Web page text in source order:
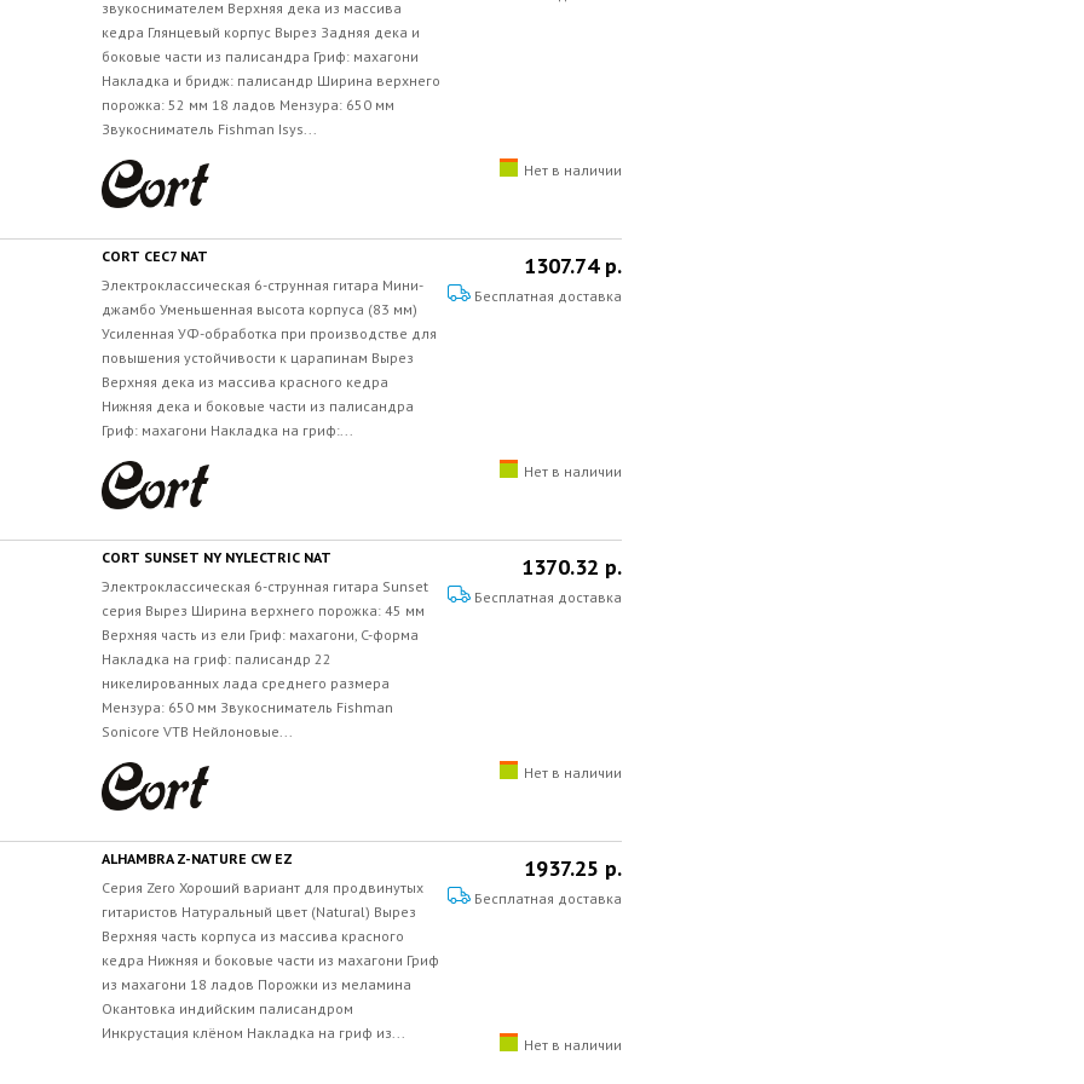
звукоснимателем Верхняя дека из массива
кедра Глянцевый корпус Вырез Задняя дека и
боковые части из палисандра Гриф: махагони
Накладка и бридж: палисандр Ширина верхнего
порожка: 52 мм 18 ладов Мензура: 650 мм
Звукосниматель Fishman Isys...
Нет в наличии
CORT CEC7 NAT
Электроклассическая 6-струнная гитара Мини-
джамбо Уменьшенная высота корпуса (83 мм)
Усиленная УФ-обработка при производстве для
повышения устойчивости к царапинам Вырез
Верхняя дека из массива красного кедра
Нижняя дека и боковые части из палисандра
Гриф: махагони Накладка на гриф:...
1307.74 р.
Бесплатная доставка
Нет в наличии
CORT SUNSET NY NYLECTRIC NAT
Электроклассическая 6-струнная гитара Sunset
серия Вырез Ширина верхнего порожка: 45 мм
Верхняя часть из ели Гриф: махагони, C-форма
Накладка на гриф: палисандр 22
никелированных лада среднего размера
Мензура: 650 мм Звукосниматель Fishman
Sonicore VTB Нейлоновые...
1370.32 р.
Бесплатная доставка
Нет в наличии
ALHAMBRA Z-NATURE CW EZ
Серия Zero Хороший вариант для продвинутых
гитаристов Натуральный цвет (Natural) Вырез
Верхняя часть корпуса из массива красного
кедра Нижняя и боковые части из махагони Гриф
из махагони 18 ладов Порожки из меламина
Окантовка индийским палисандром
Инкрустация клёном Накладка на гриф из...
1937.25 р.
Бесплатная доставка
Нет в наличии